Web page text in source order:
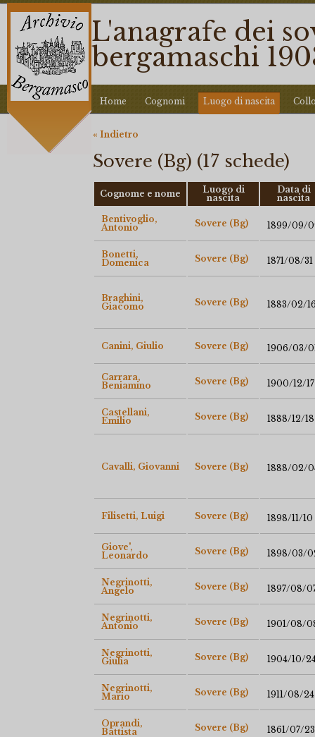
L'anagrafe dei
bergamaschi
Home Cognomi Luogo di nascita
« Indietro
Sovere (Bg) (17 schede)
Cognome e nome
Luogo di
nascita
Data di
nascita
Bentivoglio,
Antonio
Sovere (Bg) 1899/09/
Bonetti,
Domenica
Sovere (Bg) 1871/08/31
Braghini,
Giacomo
Sovere (Bg) 1883/02/
Canini, Giulio Sovere (Bg) 1906/03/
Carrara,
Beniamino
Sovere (Bg) 1900/12/17
Castellani,
Emilio
Sovere (Bg) 1888/12/18
Cavalli, Giovanni Sovere (Bg) 1888/02/
Filisetti, Luigi Sovere (Bg) 1898/11/10
Giove',
Leonardo
Sovere (Bg) 1898/03/
Negrinotti,
Angelo
Sovere (Bg) 1897/08/
Negrinotti,
Antonio
Sovere (Bg) 1901/08/
Negrinotti,
Giulia
Sovere (Bg) 1904/10/
Negrinotti,
Mario
Sovere (Bg) 1911/08/24
Oprandi,
Battista
Sovere (Bg) 1861/07/23